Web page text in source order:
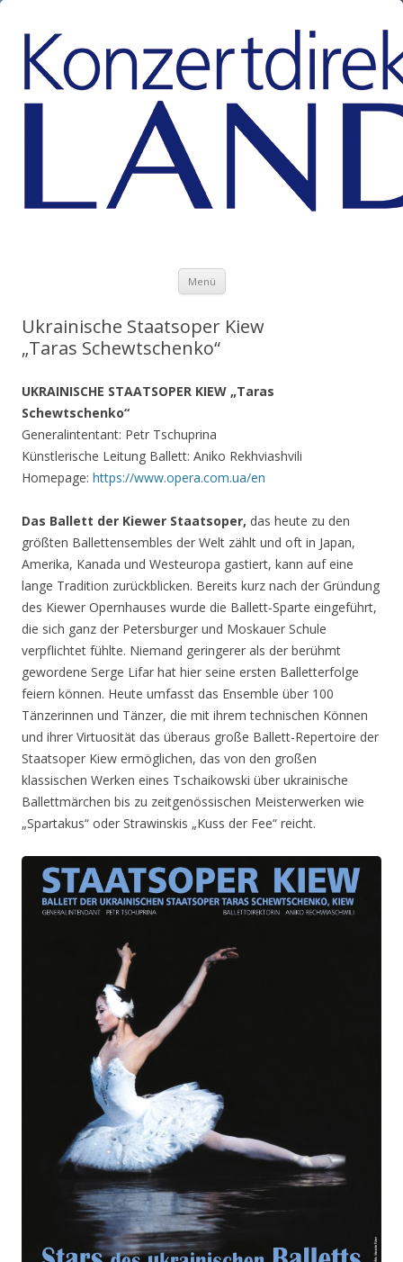
Menü
Ukrainische Staatsoper Kiew
„Taras Schewtschenko“
UKRAINISCHE STAATSOPER KIEW „Taras
Schewtschenko“
Generalintentant: Petr Tschuprina
Künstlerische Leitung Ballett: Aniko Rekhviashvili
Homepage: https://www.opera.com.ua/en
Das Ballett der Kiewer Staatsoper, das heute zu den
größten Ballettensembles der Welt zählt und oft in Japan,
Amerika, Kanada und Westeuropa gastiert, kann auf eine
lange Tradition zurückblicken. Bereits kurz nach der Gründung
des Kiewer Opernhauses wurde die Ballett-Sparte eingeführt,
die sich ganz der Petersburger und Moskauer Schule
verpflichtet fühlte. Niemand geringerer als der berühmt
gewordene Serge Lifar hat hier seine ersten Balletterfolge
feiern können. Heute umfasst das Ensemble über 100
Tänzerinnen und Tänzer, die mit ihrem technischen Können
und ihrer Virtuosität das überaus große Ballett-Repertoire der
Staatsoper Kiew ermöglichen, das von den großen
klassischen Werken eines Tschaikowski über ukrainische
Ballettmärchen bis zu zeitgenössischen Meisterwerken wie
„Spartakus“ oder Strawinskis „Kuss der Fee“ reicht.